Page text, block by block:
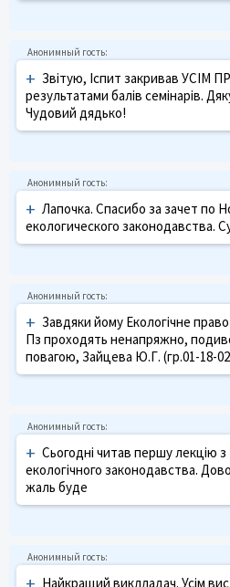
+ Звітую, Іспит закривав УСІМ
результатами балів семінарів.
Чудовий дядько!
+ Лапочка. Спасибо за зачет по
екологического законодавства.
+ Завдяки йому Екологічне
Пз проходять ненапряжно,
повагою, Зайцева Ю.Г. (гр.01-18-
+ Сьогодні читав першу лекцію з
екологічного законодавства.
жаль буде
Найкращий виклладач. Усім